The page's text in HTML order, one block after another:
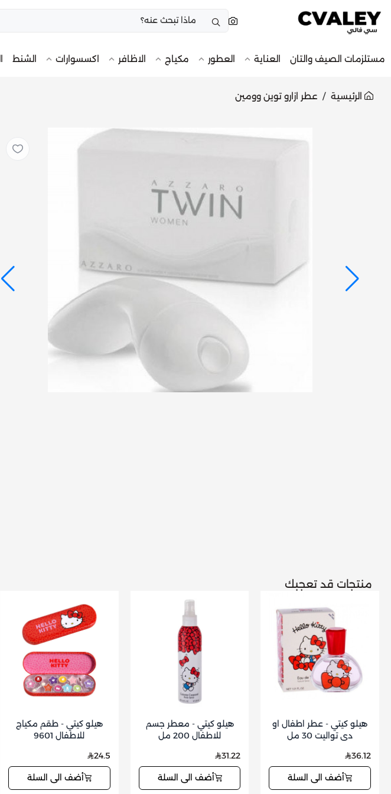
مستلزمات الصيف والتان العناية العطور مكياج الاظافر اكسسوارات الشنط
الرئيسية عطر ازارو توين وومين
منتجات قد تعجبك
هيلو كيتي - عطر اطفال او
دي تواليت 30 مل
36.12
أضف الى السلة
هيلو كيتي - معطر جسم
للاطفال 200 مل
31.22
أضف الى السلة
هيلو كيتي - طقم مكياج
للاطفال 9601
24.5
أضف الى السلة